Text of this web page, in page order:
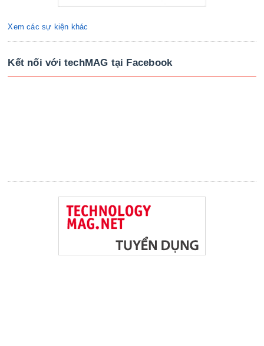
Xem các sự kiện khác
Kết nối với techMAG tại Facebook